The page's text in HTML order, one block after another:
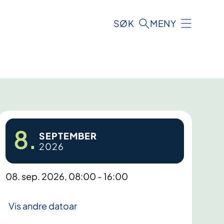
SØK MENY
8. SEPTEMBER
2026
08. sep. 2026, 08:00 - 16:00
Vis andre datoar